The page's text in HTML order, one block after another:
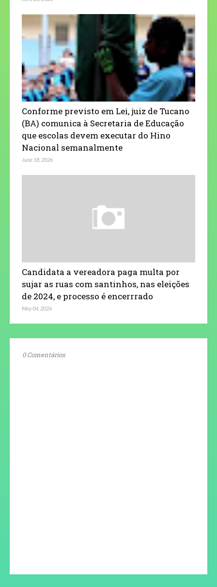
Conforme previsto em Lei, juiz de Tucano
(BA) comunica à Secretaria de Educação
que escolas devem executar do Hino
Nacional semanalmente
June 18, 2026
Candidata a vereadora paga multa por
sujar as ruas com santinhos, nas eleições
de 2024, e processo é encerrrado
May 04, 2026
0 Comentários